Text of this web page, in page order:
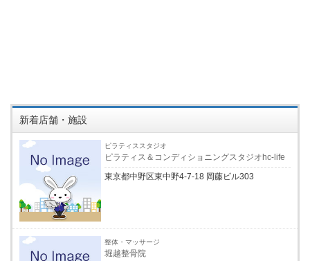
新着店舗・施設
ピラティススタジオ
ピラティス＆コンディショニングスタジオhc-life
東京都中野区東中野4-7-18 岡藤ビル303
整体・マッサージ
堀越整骨院